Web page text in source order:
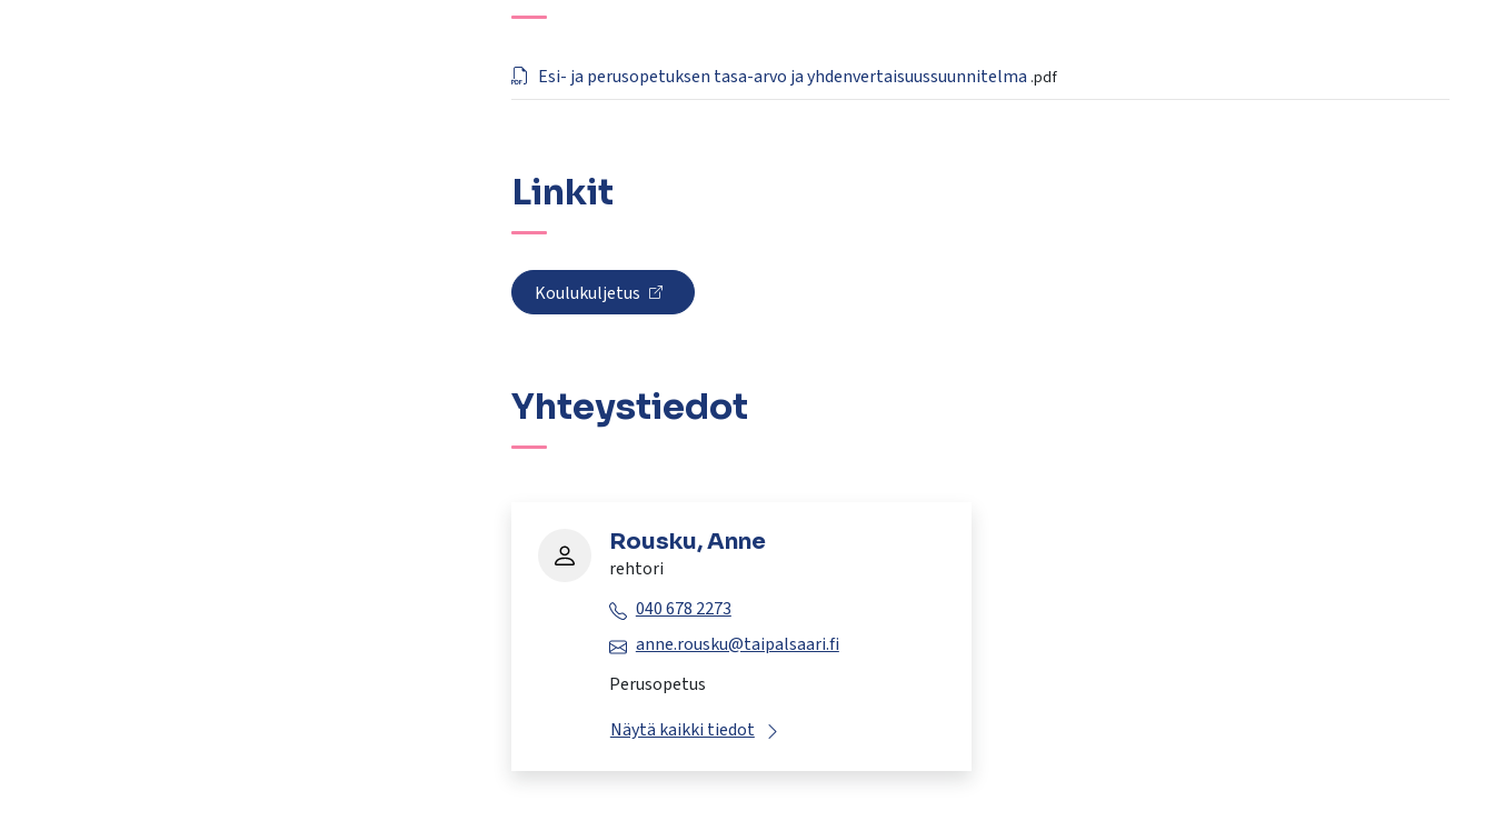
Esi- ja perusopetuksen tasa-arvo ja yhdenvertaisuussuunnitelma .pdf
Linkit
Koulukuljetus
Yhteystiedot
Rousku, Anne
rehtori
040 678 2273
anne.rousku@taipalsaari.fi
Perusopetus
Näytä kaikki tiedot